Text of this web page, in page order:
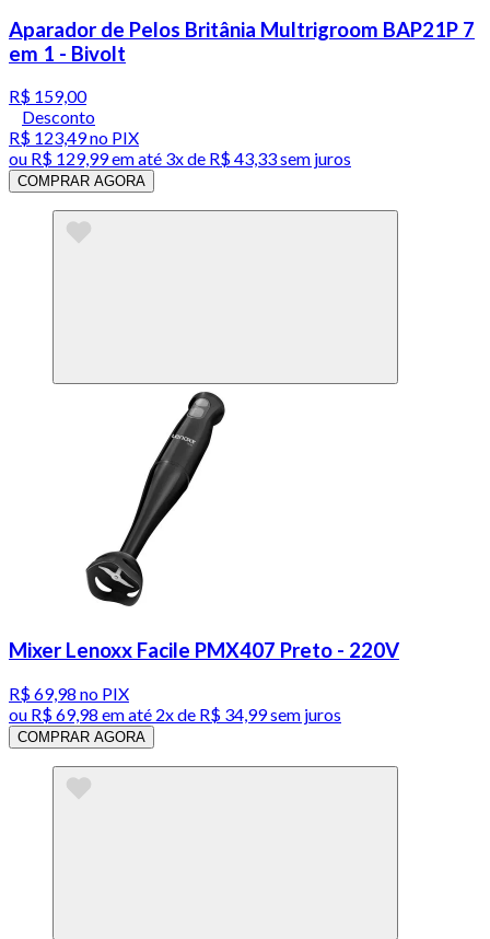
Aparador de Pelos Britânia Multrigroom BAP21P 7
em 1 - Bivolt
R$ 159,00
Desconto
R$ 123,49no PIX
ou R$ 129,99em até 3x de R$ 43,33 sem juros
COMPRAR AGORA
Mixer Lenoxx Facile PMX407 Preto - 220V
R$ 69,98 no PIX
ou R$ 69,98 em até 2x de R$ 34,99 sem juros
COMPRAR AGORA